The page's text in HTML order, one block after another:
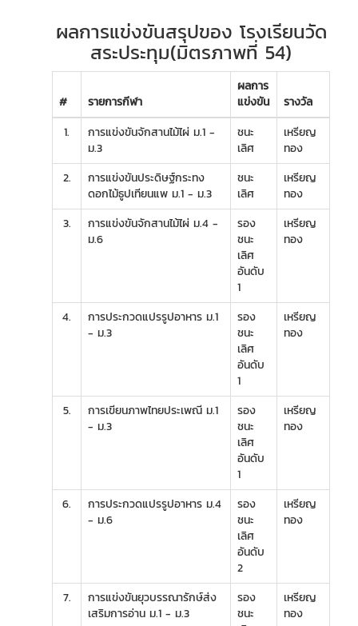
ผลการแข่งขันสรุปของ โรงเรียนวัด
สระประทุม(มิตรภาพที่ 54)
# รายการกีฬา
ผลการ
แข่งขัน
รางวัล
1.
การแข่งขันจักสานไม้ไผ่ ม.1 -
ม.3
ชนะ
เลิศ
เหรียญ
ทอง
2.
การแข่งขันประดิษฐ์กระทง
ดอกไม้ธูปเทียนแพ ม.1 - ม.3
ชนะ
เลิศ
เหรียญ
ทอง
3.
การแข่งขันจักสานไม้ไผ่ ม.4 -
ม.6
รอง
ชนะ
เลิศ
อันดับ
1
เหรียญ
ทอง
4.
การประกวดแปรรูปอาหาร ม.1
- ม.3
รอง
ชนะ
เลิศ
อันดับ
1
เหรียญ
ทอง
5.
การเขียนภาพไทยประเพณี ม.1
- ม.3
รอง
ชนะ
เลิศ
อันดับ
1
เหรียญ
ทอง
6.
การประกวดแปรรูปอาหาร ม.4
- ม.6
รอง
ชนะ
เลิศ
อันดับ
2
เหรียญ
ทอง
7.
การแข่งขันยุวบรรณารักษ์ส่ง
เสริมการอ่าน ม.1 - ม.3
รอง
ชนะ
เหรียญ
ทอง